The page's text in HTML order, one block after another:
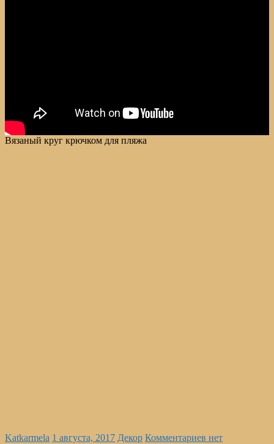
Вязаный круг крючком для пляжа
Katkarmela 1 августа, 2017 Декор Комментариев нет